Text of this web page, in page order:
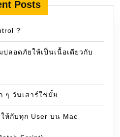
Posts
?
ลอดภัยให้เป็นเนื้อเดียวกับ
ๆ วันเสาร์ใช่มั๋ย
ห้กับทุก User บน Mac